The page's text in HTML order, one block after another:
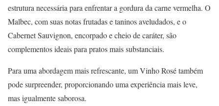
estrutura necessária para enfrentar a gordura da carne vermelha. O
Malbec, com suas notas frutadas e taninos aveludados, e o
Cabernet Sauvignon, encorpado e cheio de caráter, são
complementos ideais para pratos mais substanciais.
Para uma abordagem mais refrescante, um Vinho Rosé também
pode surpreender, proporcionando uma experiência mais leve,
mas igualmente saborosa.